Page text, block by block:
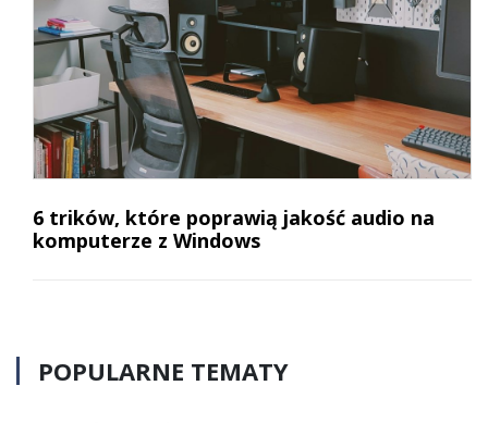
6 trików, które poprawią jakość audio na
komputerze z Windows
POPULARNE TEMATY